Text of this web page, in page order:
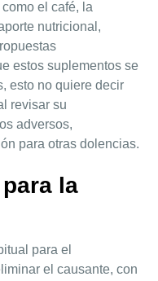
el café, la
nutricional,
estos suplementos se
esto no quiere decir
revisar su
adversos,
para otras dolencias.
la
para el
el causante, con